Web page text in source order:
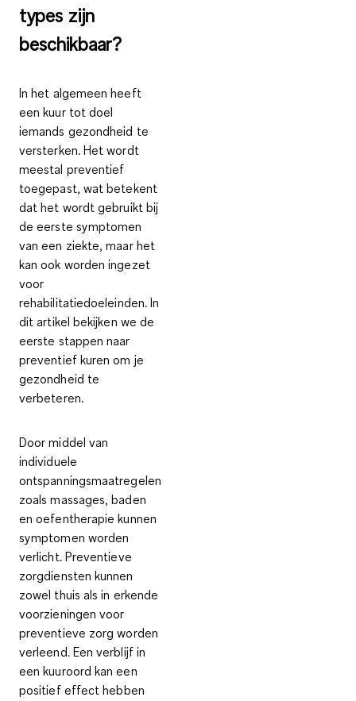
types zijn
beschikbaar?
In het algemeen heeft
een kuur tot doel
iemands gezondheid te
versterken. Het wordt
meestal preventief
toegepast, wat betekent
dat het wordt gebruikt bij
de eerste symptomen
van een ziekte, maar het
kan ook worden ingezet
voor
rehabilitatiedoeleinden. In
dit artikel bekijken we de
eerste stappen naar
preventief kuren om je
gezondheid te
verbeteren.
Door middel van
individuele
ontspanningsmaatregelen
zoals massages, baden
en oefentherapie kunnen
symptomen worden
verlicht. Preventieve
zorgdiensten kunnen
zowel thuis als in erkende
voorzieningen voor
preventieve zorg worden
verleend. Een verblijf in
een kuuroord kan een
positief effect hebben